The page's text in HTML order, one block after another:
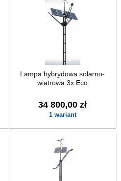
Lampa hybrydowa solarno-
wiatrowa 3x Eco
34 800,00 zł
1 wariant